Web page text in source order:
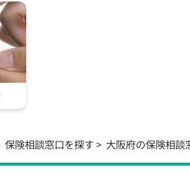
保険相談窓口を探す 大阪府の保険相談